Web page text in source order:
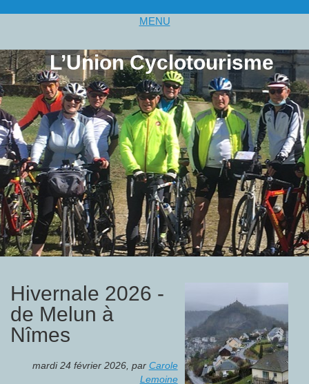
MENU
L’Union Cyclotourisme
Hivernale 2026 -
de Melun à
Nîmes
mardi 24 février 2026, par Carole
Lemoine